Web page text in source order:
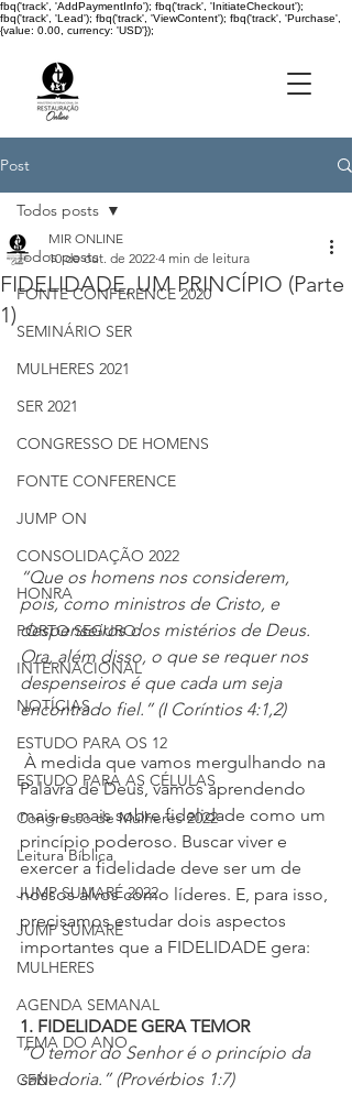
fbq('track', 'AddPaymentInfo'); fbq('track', 'InitiateCheckout');
fbq('track', 'Lead'); fbq('track', 'ViewContent'); fbq('track', 'Purchase',
{value: 0.00, currency: 'USD'});
Post
Todos posts
FONTE CONFERENCE 2020
SEMINÁRIO SER
MULHERES 2021
SER 2021
CONGRESSO DE HOMENS
FONTE CONFERENCE
JUMP ON
CONSOLIDAÇÃO 2022
HONRA
PORTO SEGURO
INTERNACIONAL
NOTÍCIAS
ESTUDO PARA OS 12
ESTUDO PARA AS CÉLULAS
Congresso de Mulheres 2022
Leitura Bíblica
JUMP SUMARÉ 2022
JUMP SUMARÉ
MULHERES
AGENDA SEMANAL
TEMA DO ANO
CFNI
Todos posts
FIDELIDADE, UM PRINCÍPIO (Parte
1)
MIR ONLINE
10 de out. de 2022 4 min de leitura
“Que os homens nos considerem,
pois, como ministros de Cristo, e
despenseiros dos mistérios de Deus.
Ora, além disso, o que se requer nos
despenseiros é que cada um seja
encontrado fiel.” (I Coríntios 4:1,2)
Palavra de Deus, vamos aprendendo
mais e mais sobre fidelidade como um
princípio poderoso. Buscar viver e
exercer a fidelidade deve ser um de
nossos alvos como líderes. E, para isso,
precisamos estudar dois aspectos
importantes que a FIDELIDADE gera:
1. FIDELIDADE GERA TEMOR
“O temor do Senhor é o princípio da
sabedoria.” (Provérbios 1:7)